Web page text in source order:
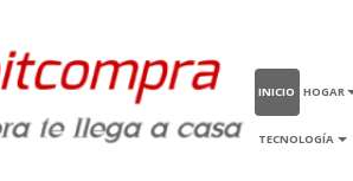
INICIO HOGAR
TECNOLOGÍA